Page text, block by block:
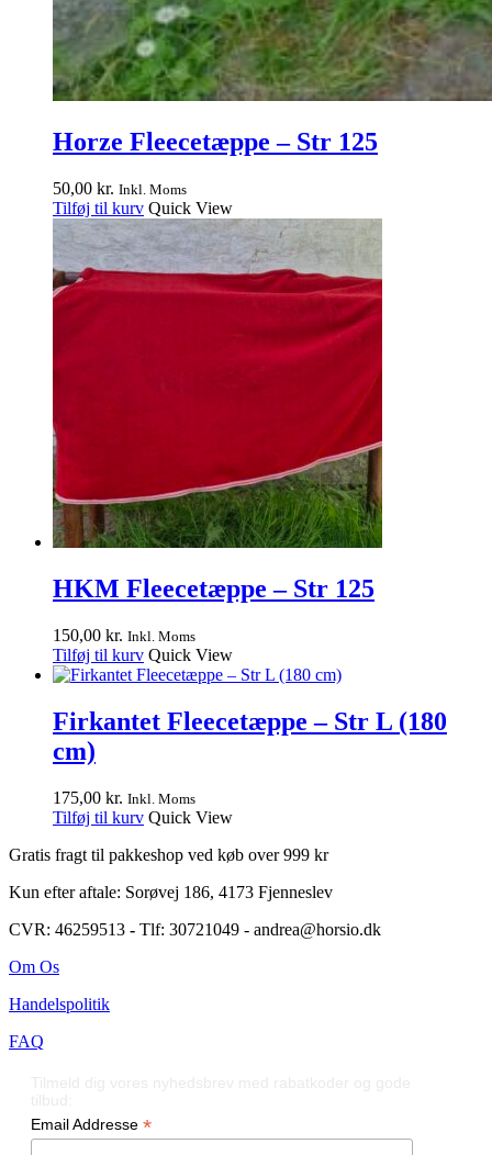
Horze Fleecetæppe – Str 125
50,00 kr. Inkl. Moms
Tilføj til kurv Quick View
HKM Fleecetæppe – Str 125
150,00 kr. Inkl. Moms
Tilføj til kurv Quick View
Firkantet Fleecetæppe – Str L (180
cm)
175,00 kr. Inkl. Moms
Tilføj til kurv Quick View
Gratis fragt til pakkeshop ved køb over 999 kr
Kun efter aftale: Sorøvej 186, 4173 Fjenneslev
CVR: 46259513 - Tlf: 30721049 - andrea@horsio.dk
Om Os
Handelspolitik
FAQ
Email Addresse *